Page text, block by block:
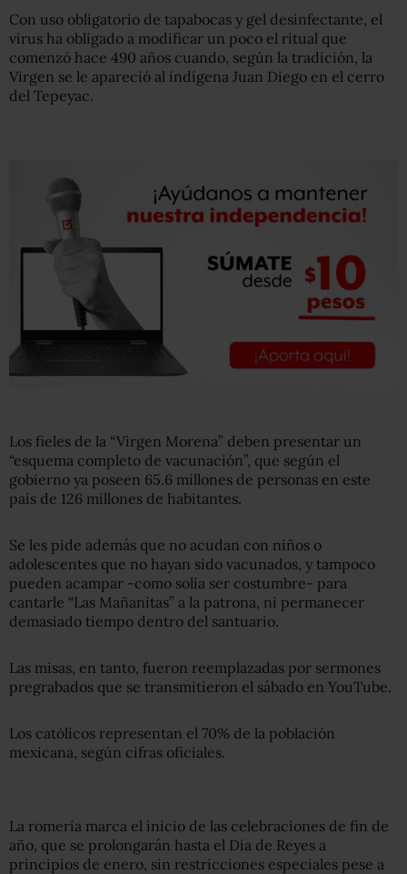
Con uso obligatorio de tapabocas y gel desinfectante, el
virus ha obligado a modificar un poco el ritual que
comenzó hace 490 años cuando, según la tradición, la
Virgen se le apareció al indígena Juan Diego en el cerro
del Tepeyac.
Los fieles de la “Virgen Morena” deben presentar un
“esquema completo de vacunación”, que según el
gobierno ya poseen 65.6 millones de personas en este
país de 126 millones de habitantes.
Se les pide además que no acudan con niños o
adolescentes que no hayan sido vacunados, y tampoco
pueden acampar -como solía ser costumbre- para
cantarle “Las Mañanitas” a la patrona, ni permanecer
demasiado tiempo dentro del santuario.
Las misas, en tanto, fueron reemplazadas por sermones
pregrabados que se transmitieron el sábado en YouTube.
Los católicos representan el 70% de la población
mexicana, según cifras oficiales.
La romería marca el inicio de las celebraciones de fin de
año, que se prolongarán hasta el Día de Reyes a
principios de enero, sin restricciones especiales pese a